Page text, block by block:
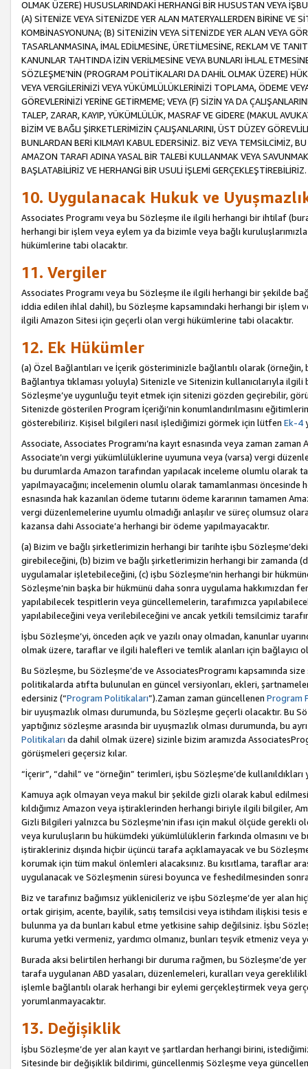
OLMAK ÜZERE) HUSUSLARINDAKİ HERHANGİ BİR HUSUSTAN VEYA
(A) SİTENİZE VEYA SİTENİZDE YER ALAN MATERYALLERDEN BİRİNE VE
KOMBİNASYONUNA; (B) SİTENİZİN VEYA SİTENİZDE YER ALAN VEYA
TASARLANMASINA, İMAL EDİLMESİNE, ÜRETİLMESİNE, REKLAM VE
KANUNLAR TAHTINDA İZİN VERİLMESİNE VEYA BUNLARI İHLAL
SÖZLEŞME’NİN (PROGRAM POLİTİKALARI DA DAHİL OLMAK ÜZERE)
VEYA VERGİLERİNİZİ VEYA YÜKÜMLÜLÜKLERİNİZİ TOPLAMA, ÖDEME
GÖREVLERİNİZİ YERİNE GETİRMEME; VEYA (F) SİZİN YA DA
TALEP, ZARAR, KAYIP, YÜKÜMLÜLÜK, MASRAF VE GİDERE (MAKUL
BİZİM VE BAĞLI ŞİRKETLERİMİZİN ÇALIŞANLARINI, ÜST DÜZEY
BUNLARDAN BERİ KILMAYI KABUL EDERSİNİZ. BİZ VEYA TEMSİLCİMİZ,
AMAZON TARAFI ADINA YASAL BİR TALEBİ KULLANMAK VEYA
BAŞLATABİLİRİZ VE HERHANGİ BİR USULİ İŞLEMİ GERÇEKLEŞTİREBİLİRİZ.
10. Uygulanacak Hukuk ve
Associates Programı veya bu Sözleşme ile ilgili herhangi bir ihtilaf
herhangi bir işlem veya eylem ya da bizimle veya bağlı
hükümlerine tabi olacaktır.
11. Vergiler
Associates Programı veya bu Sözleşme ile ilgili herhangi bir şekilde
iddia edilen ihlal dahil), bu Sözleşme kapsamındaki herhangi bir işlem
ilgili Amazon Sitesi için geçerli olan vergi hükümlerine tabi olacaktır.
12. Ek Hükümler
(a) Özel Bağlantıları ve İçerik gösteriminizle bağlantılı olarak
Bağlantıya tıklaması yoluyla) Sitenizle ve Sitenizin kullanıcılarıyla
Sözleşme’ye uygunluğu teyit etmek için sitenizi gözden geçirebilir,
Sitenizde gösterilen Program İçeriği’nin konumlandırılmasını
gösterebiliriz. Kişisel bilgileri nasıl işlediğimizi görmek için lütfen Ek-4
Associate, Associates Programı’na kayıt esnasında veya zaman
Associate’ın vergi yükümlülüklerine uyumuna veya (varsa) vergi
bu durumlarda Amazon tarafından yapılacak inceleme olumlu olarak
yapılmayacağını; incelemenin olumlu olarak tamamlanması
esnasında hak kazanılan ödeme tutarını ödeme kararının tamamen
vergi düzenlemelerine uyumlu olmadığı anlaşılır ve süreç olumsuz
kazansa dahi Associate’a herhangi bir ödeme yapılmayacaktır.
(a) Bizim ve bağlı şirketlerimizin herhangi bir tarihte işbu
girebileceğini, (b) bizim ve bağlı şirketlerimizin herhangi bir zamanda
uygulamalar işletebileceğini, (c) işbu Sözleşme’nin herhangi bir
Sözleşme’nin başka bir hükmünü daha sonra uygulama hakkımızdan
yapılabilecek tespitlerin veya güncellemelerin, tarafımızca
yapılabileceğini veya verilebileceğini ve ancak yetkili temsilcimiz
İşbu Sözleşme’yi, önceden açık ve yazılı onay olmadan, kanunlar
olmak üzere, taraflar ve ilgili halefleri ve temlik alanları için bağlayıcı
Bu Sözleşme, bu Sözleşme’de ve AssociatesProgramı kapsamında
politikalarda atıfta bulunulan en güncel versiyonları, ekleri,
edersiniz (“Program Politikaları”).Zaman zaman güncellenen Program
bir uyuşmazlık olması durumunda, bu Sözleşme geçerli olacaktır. Bu
yaptığınız sözleşme arasında bir uyuşmazlık olması durumunda, bu
Politikaları da dahil olmak üzere) sizinle bizim aramızda
görüşmeleri geçersiz kılar.
“İçerir”, “dahil” ve “örneğin” terimleri, işbu Sözleşme’de
Kamuya açık olmayan veya makul bir şekilde gizli olarak kabul
kıldığımız Amazon veya iştiraklerinden herhangi biriyle ilgili bilgiler,
Gizli Bilgileri yalnızca bu Sözleşme’nin ifası için makul ölçüde gerekli
veya kuruluşların bu hükümdeki yükümlülüklerin farkında olmasını ve
iştirakleriniz dışında hiçbir üçüncü tarafa açıklamayacak ve bu
korumak için tüm makul önlemleri alacaksınız. Bu kısıtlama, taraflar
uygulanacak ve Sözleşmenin süresi boyunca ve feshedilmesinden
Biz ve tarafınız bağımsız yüklenicileriz ve işbu Sözleşme’de yer alan
ortak girişim, acente, bayilik, satış temsilcisi veya istihdam ilişkisi
bulunma ya da bunları kabul etme yetkisine sahip değilsiniz. İşbu
kuruma yetki vermeniz, yardımcı olmanız, bunları teşvik etmeniz
Burada aksi belirtilen herhangi bir duruma rağmen, bu Sözleşme’de
tarafa uygulanan ABD yasaları, düzenlemeleri, kuralları veya
işlemle bağlantılı olarak herhangi bir eylemi gerçekleştirmek veya
yorumlanmayacaktır.
13. Değişiklik
İşbu Sözleşme’de yer alan kayıt ve şartlardan herhangi birini,
Sitesinde bir değişiklik bildirimi, güncellenmiş Sözleşme veya